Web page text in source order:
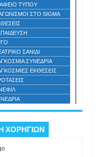
ΤΥΠΟΥ
ΣΤΟ SIGMA
ΣΑΝΙΔΙ
ΣΥΝΕΔΡΙΑ
ΕΚΘΕΣΕΙΣ
ΧΟΡΗΓΙΩΝ